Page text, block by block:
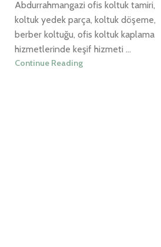
Abdurrahmangazi ofis koltuk tamiri,
koltuk yedek parça, koltuk döşeme,
berber koltuğu, ofis koltuk kaplama
hizmetlerinde keşif hizmeti ...
Continue Reading